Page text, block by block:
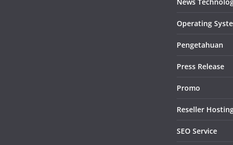
Operating
Pengetahuan
Press Release
Promo
Reseller
SEO Service